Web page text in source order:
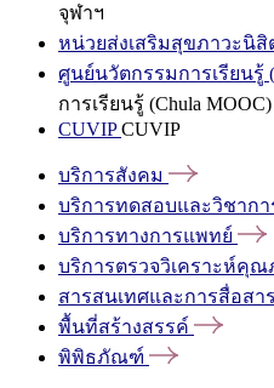
จุฬาฯ
หน่วยส่งเสริมสุขภาวะนิสิ
ศูนย์นวัตกรรมการเรียนรู้
การเรียนรู้ (Chula MOOC)
CUVIPCUVIP
บริการสังคม
บริการทดสอบและวิชากา
บริการทางการแพทย์
บริการตรวจวิเคราะห์คุณ
สารสนเทศและการสื่อสาร
พื้นที่สร้างสรรค์
พิพิธภัณฑ์